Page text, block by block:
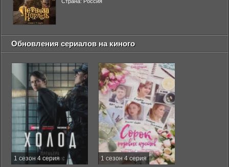
Обновления сериалов на киного
1 сезон 4 серия 1 сезон 4 серия